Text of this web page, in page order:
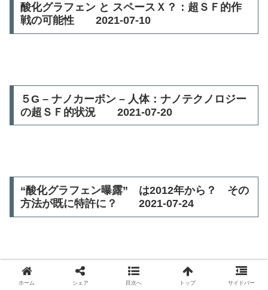
酸化グラフェン と スペースＸ？：超ＳＦ的作
戦の可能性 2021-07-10
５G – ナノカーボン – 人体：ナノテクノロジー
の超ＳＦ的状況 2021-07-20
“酸化グラフェン曝露” は2012年から？ その
方法が既に特許に？ 2021-07-24
５Gゾンビの大増殖？ トランスヒューマン化
ホーム シェア 目次へ トップ サイドバー